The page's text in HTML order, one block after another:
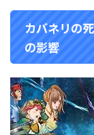
カバネリの
の影響